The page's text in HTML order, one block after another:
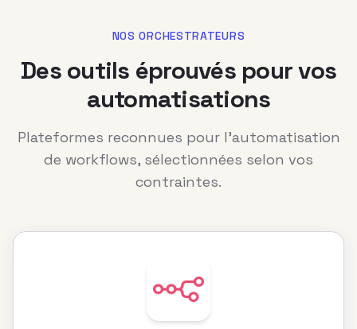
NOS ORCHESTRATEURS
Des outils éprouvés pour vos
automatisations
Plateformes reconnues pour l'automatisation
de workflows, sélectionnées selon vos
contraintes.